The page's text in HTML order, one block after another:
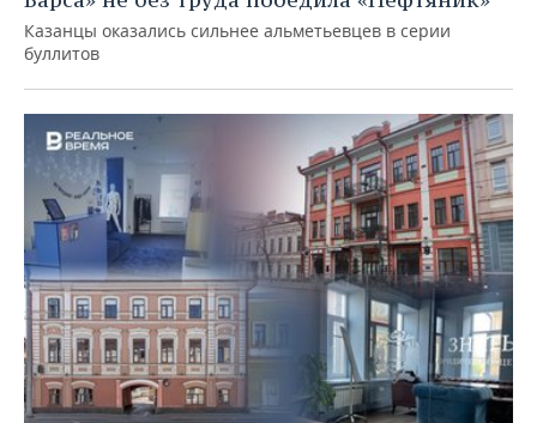
Казанцы оказались сильнее альметьевцев в серии
буллитов